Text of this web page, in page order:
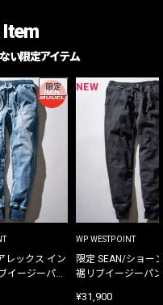
Item
い限定アイテム
限定
レックス イン
イージーパン
NEW
WP WESTPOINT
限定 SEAN/ショー
裾リブイージーパ
¥31,900